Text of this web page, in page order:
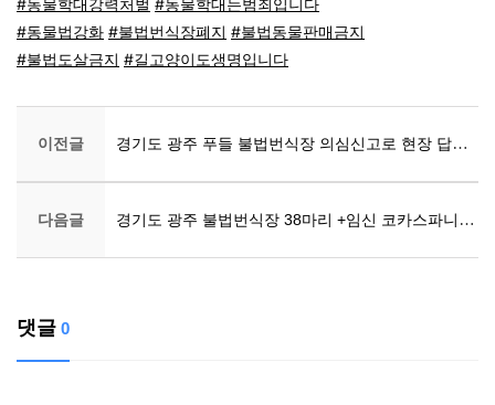
#동물학대강력처벌 #동물학대는범죄입니다
#동물법강화 #불법번식장폐지 #불법동물판매금지
#불법도살금지 #길고양이도생명입니다
이전글 경기도 광주 푸들 불법번식장 의심신고로 현장 답사를 위해 모였습니다.
다음글 경기도 광주 불법번식장 38마리 +임신 코카스파니엘 2마리 입니다.
댓글 0